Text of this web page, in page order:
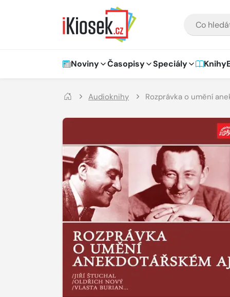
Hlavní navigace
Noviny Časopisy Speciály Knihy
Audioknihy Rozprávka o umění